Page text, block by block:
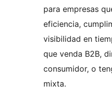
para empresas
eficiencia,
visibilidad en
que venda B2B,
consumidor, o
mixta.